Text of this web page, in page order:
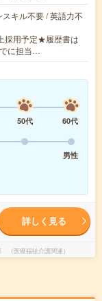
キル不要 / 英語力不
採用予定★履歴書は
に担当…
50代
60代
男性
詳しく見る
医療福祉介護関連）